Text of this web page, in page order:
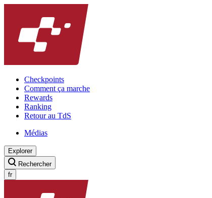
Checkpoints
Comment ça marche
Rewards
Ranking
Retour au TdS
Médias
Explorer
Rechercher
fr